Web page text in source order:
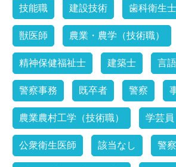
技能職 建設技術 歯科衛生士
獣医師 農業・農学（技術職）
精神保健福祉士 建築士 言
警察事務 既卒者 警察
農業農村工学（技術職） 学芸員
公衆衛生医師 該当なし 警